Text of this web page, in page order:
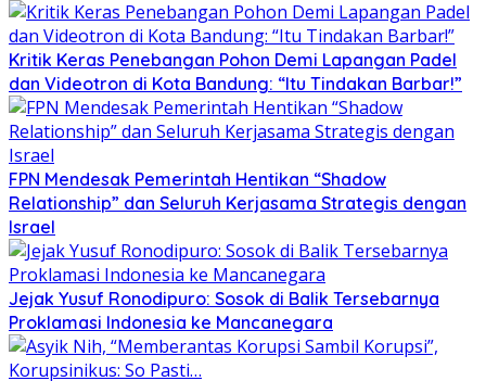
Kritik Keras Penebangan Pohon Demi Lapangan Padel
dan Videotron di Kota Bandung: “Itu Tindakan Barbar!”
FPN Mendesak Pemerintah Hentikan “Shadow
Relationship” dan Seluruh Kerjasama Strategis dengan
Israel
Jejak Yusuf Ronodipuro: Sosok di Balik Tersebarnya
Proklamasi Indonesia ke Mancanegara